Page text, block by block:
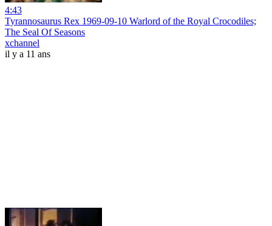
4:43
Tyrannosaurus Rex 1969-09-10 Warlord of the Royal Crocodiles;
The Seal Of Seasons
xchannel
il y a 11 ans